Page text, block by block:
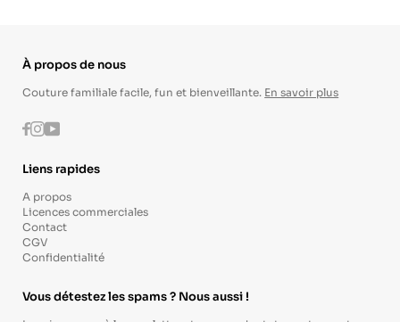
À propos de nous
Couture familiale facile, fun et bienveillante. En savoir plus
Facebook
Instagram
Youtube
Liens rapides
A propos
Licences commerciales
Contact
CGV
Confidentialité
Vous détestez les spams ? Nous aussi !